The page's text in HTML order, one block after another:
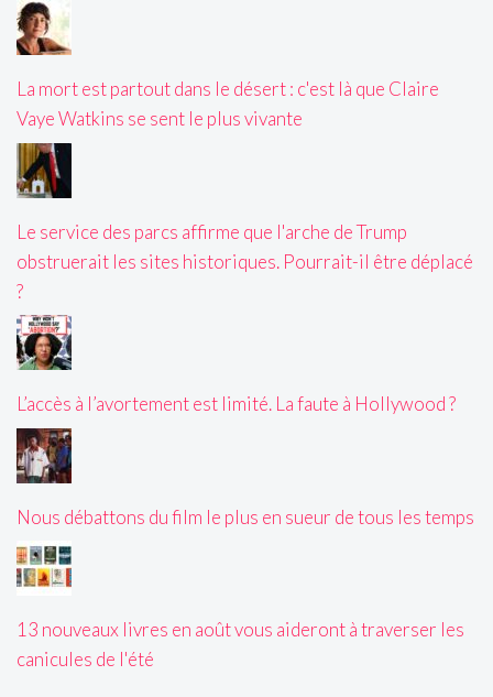
La mort est partout dans le désert : c'est là que Claire
Vaye Watkins se sent le plus vivante
Le service des parcs affirme que l'arche de Trump
obstruerait les sites historiques. Pourrait-il être déplacé
?
L’accès à l’avortement est limité. La faute à Hollywood ?
Nous débattons du film le plus en sueur de tous les temps
13 nouveaux livres en août vous aideront à traverser les
canicules de l'été